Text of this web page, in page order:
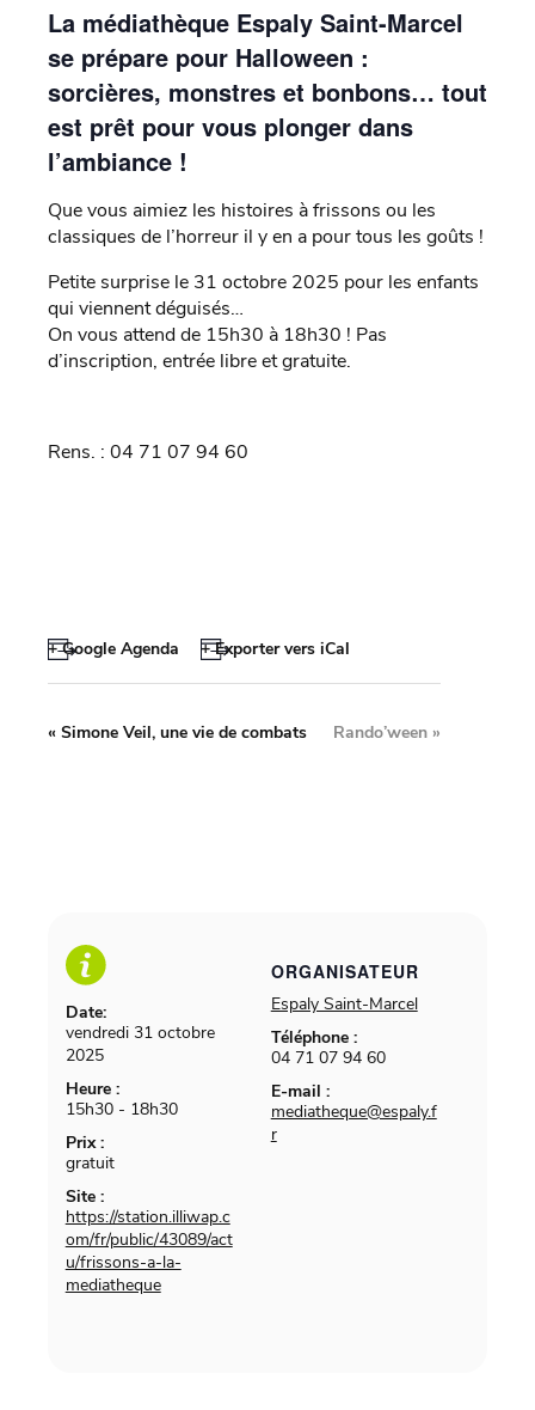
La médiathèque Espaly Saint-Marcel
se prépare pour Halloween :
sorcières, monstres et bonbons… tout
est prêt pour vous plonger dans
l’ambiance !
Que vous aimiez les histoires à frissons ou les
classiques de l’horreur il y en a pour tous les goûts !
Petite surprise le 31 octobre 2025 pour les enfants
qui viennent déguisés…
On vous attend de 15h30 à 18h30 ! Pas
d’inscription, entrée libre et gratuite.
Rens. : 04 71 07 94 60
+ Google Agenda + Exporter vers iCal
Date:
vendredi 31 octobre
2025
Heure :
15h30 - 18h30
Prix :
gratuit
Site :
https://station.illiwap.c
om/fr/public/43089/act
u/frissons-a-la-
mediatheque
ORGANISATEUR
Espaly Saint-Marcel
Téléphone :
04 71 07 94 60
E-mail :
mediatheque@espaly.f
r
« Simone Veil, une vie de combats Rando’ween »